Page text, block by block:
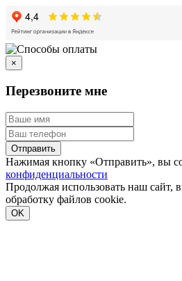
×
Перезвоните мне
Отправить
Нажимая кнопку «Отправить», вы
конфиденциальности
Продолжая использовать наш сайт,
обработку файлов cookie.
OK